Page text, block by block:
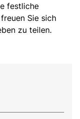
festliche
Sie sich
zu teilen.